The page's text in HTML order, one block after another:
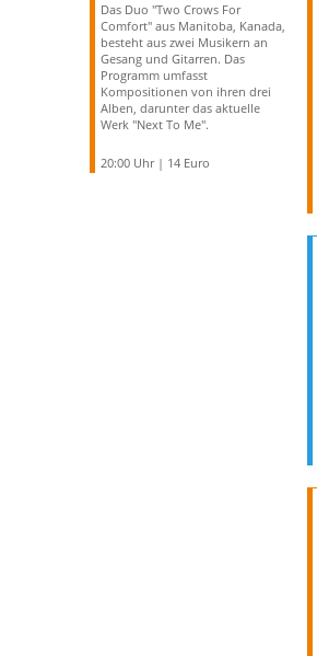
Das Duo "Two Crows For
Comfort" aus Manitoba, Kanada,
besteht aus zwei Musikern an
Gesang und Gitarren. Das
Programm umfasst
Kompositionen von ihren drei
Alben, darunter das aktuelle
Werk "Next To Me".
20:00 Uhr | 14 Euro